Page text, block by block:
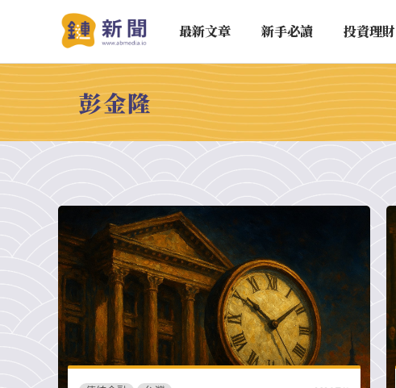
最新文章 新手必讀 投資理財
彭金隆